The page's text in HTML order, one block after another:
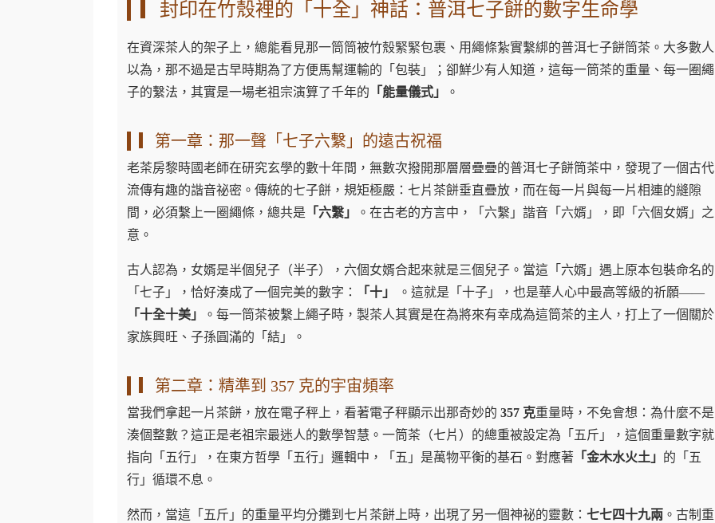
▎封印在竹殼裡的「十全」神話：普洱七子餅的數字生命學
在資深茶人的架子上，總能看見那一筒筒被竹殼緊緊包裹、用繩條紮實繫綁的普洱七子餅筒茶。大多數人
以為，那不過是古早時期為了方便馬幫運輸的「包裝」；卻鮮少有人知道，這每一筒茶的重量、每一圈繩
子的繫法，其實是一場老祖宗演算了千年的 「能量儀式」 。
▎第一章：那一聲「七子六繫」的遠古祝福
老茶房黎時國老師在研究玄學的數十年間，無數次撥開那層層疊疊的普洱七子餅筒茶中，發現了一個古代
流傳有趣的諧音祕密。傳統的七子餅，規矩極嚴：七片茶餅垂直疊放，而在每一片與每一片相連的縫隙
間，必須繫上一圈繩條，總共是 「六繫」
。在古老的方言中，「六繫」諧音「六婿」，即「六個女婿」之
意。
古人認為，女婿是半個兒子（半子），六個女婿合起來就是三個兒子。當這「六婿」遇上原本包裝命名的
「七子」，恰好湊成了一個完美的數字：
「十」
。這就是「十子」，也是華人心中最高等級的祈願——
「十全十美」
。每一筒茶被繫上繩子時，製茶人其實是在為將來有幸成為這筒茶的主人，打上了一個關於
家族興旺、子孫圓滿的「結」。
▎第二章：精準到 357 克的宇宙頻率
當我們拿起一片茶餅，放在電子秤上，看著電子秤顯示出那奇妙的 357 克重量時，不免會想：為什麼不是
湊個整數？這正是老祖宗最迷人的數學智慧。一筒茶（七片）的總重被設定為「五斤」，這個重量數字就
指向「五行」，在東方哲學「五行」邏輯中，「五」是萬物平衡的基石。對應著 「金木水火土」 的「五
行」循環不息。
然而，當這「五斤」的重量平均分攤到七片茶餅上時，出現了另一個神祕的靈數： 七七四十九兩 。古制重